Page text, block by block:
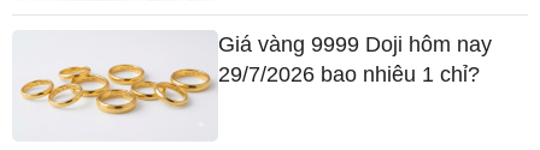
Giá vàng 9999 Doji hôm nay
29/7/2026 bao nhiêu 1 chỉ?